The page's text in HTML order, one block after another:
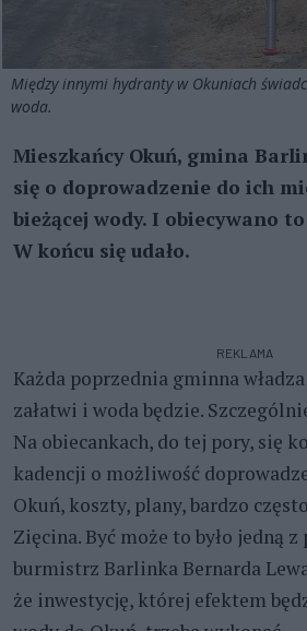
Między innymi hydranty w Okuniach
woda.
Mieszkańcy Okuń, gmina
się o doprowadzenie do ich
bieżącej wody. I obiecywano
W końcu się udało.
REKLAMA
Każda poprzednia gminna
załatwi i woda będzie.
Na obiecankach, do tej pory, się
kadencji o możliwość
Okuń, koszty, plany, bardzo
Zięcina. Być może to było jedną z
burmistrz Barlinka Bernarda
że inwestycję, której efektem